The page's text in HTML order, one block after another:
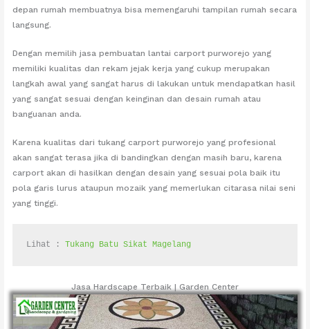
depan rumah membuatnya bisa memengaruhi tampilan rumah secara
langsung.
Dengan memilih jasa pembuatan lantai carport purworejo yang
memiliki kualitas dan rekam jejak kerja yang cukup merupakan
langkah awal yang sangat harus di lakukan untuk mendapatkan hasil
yang sangat sesuai dengan keinginan dan desain rumah atau
banguanan anda.
Karena kualitas dari tukang carport purworejo yang profesional
akan sangat terasa jika di bandingkan dengan masih baru, karena
carport akan di hasilkan dengan desain yang sesuai pola baik itu
pola garis lurus ataupun mozaik yang memerlukan citarasa nilai seni
yang tinggi.
Lihat : Tukang Batu Sikat Magelang
Jasa Hardscape Terbaik | Garden Center